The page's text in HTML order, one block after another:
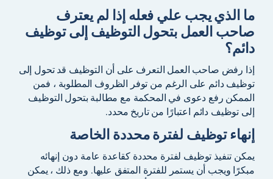
ما الذي يجب علي فعله إذا لم يعترف
صاحب العمل بتحول التوظيف إلى توظيف
دائم؟
إذا رفض صاحب العمل التعرف على أن التوظيف قد تحول إلى
توظيف دائم على الرغم من توفر الظروف المطلوبة ، فمن
الممكن رفع دعوى في المحكمة مع مطالبة بتحول التوظيف
إلى توظيف دائم اعتبارًا من تاريخ محدد.
إنهاء توظيف لفترة محددة الخاصة
يمكن تنفيذ توظيف لفترة محددة كقاعدة عامة دون إنهائه
مبكرًا ويجب أن يستمر للفترة المتفق عليها. ومع ذلك ، يمكن